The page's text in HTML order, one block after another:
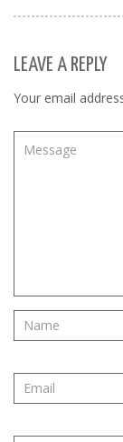
LEAVE A REPLY
Your email